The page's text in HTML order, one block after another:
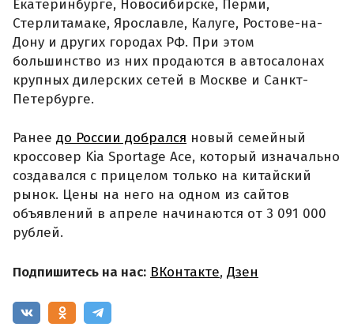
Екатеринбурге, Новосибирске, Перми,
Стерлитамаке, Ярославле, Калуге, Ростове-на-
Дону и других городах РФ. При этом
большинство из них продаются в автосалонах
крупных дилерских сетей в Москве и Санкт-
Петербурге.
Ранее до России добрался новый семейный
кроссовер Kia Sportage Ace, который изначально
создавался с прицелом только на китайский
рынок. Цены на него на одном из сайтов
объявлений в апреле начинаются от 3 091 000
рублей.
Подпишитесь на нас: ВКонтакте, Дзен